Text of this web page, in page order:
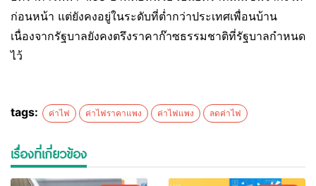
ก่อนหน้า แต่ยังคงอยู่ในระดับที่ต่ำกว่าประเทศเพื่อนบ้าน
เนื่องจากรัฐบาลยังคงตรึงราคาก๊าซธรรมชาติที่รัฐบาลกำหนด
ไว้
tags: ค่าไฟ ค่าไฟราคาแพง ค่าไฟแพง ลดค่าไฟ
เรื่องที่เกี่ยวข้อง